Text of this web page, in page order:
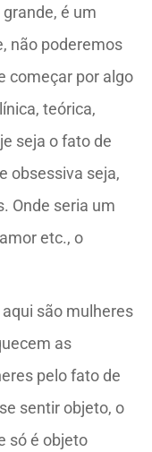
é um
não poderemos
começar por algo
teórica,
seja o fato de
obsessiva seja,
Onde seria um
etc., o
são mulheres
as
pelo fato de
sentir objeto, o
só é objeto